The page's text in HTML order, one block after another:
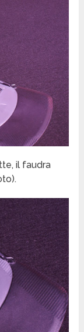
il faudra